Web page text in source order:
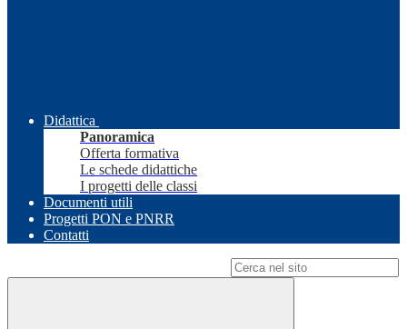
Didattica
Panoramica
Offerta formativa
Le schede didattiche
I progetti delle classi
Documenti utili
Progetti PON e PNRR
Contatti